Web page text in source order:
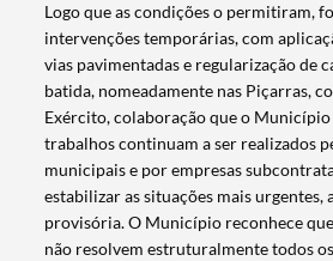
Logo que as condições o permitiram,
intervenções temporárias, com
vias pavimentadas e regularização de
batida, nomeadamente nas Piçarras,
Exército, colaboração que o Município
trabalhos continuam a ser realizados
municipais e por empresas
estabilizar as situações mais urgentes,
provisória. O Município reconhece
não resolvem estruturalmente todos